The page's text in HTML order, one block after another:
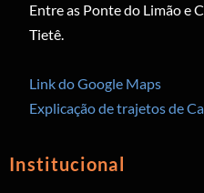
Entre as Ponte do Limão e
Tietê.
Link do Google Maps
Explicação de trajetos de
Institucional